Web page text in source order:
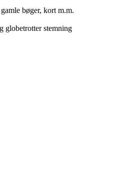
bøger, kort m.m.
globetrotter stemning